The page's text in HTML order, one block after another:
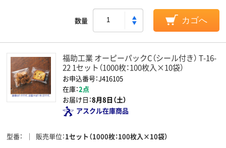
数量 カゴへ
福助工業 オーピーパックC（シール付き） T-16-
22 1セット（1000枚：100枚入×10袋）
お申込番号：J416105
在庫：2点
お届け日：8月8日（土）
アスクル在庫商品
型番 販売単位 1セット（1000枚：100枚入×10袋）